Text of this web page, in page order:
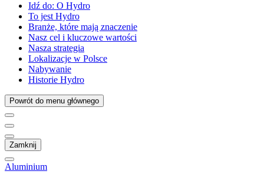
Idź do: O Hydro
To jest Hydro
Branże, które mają znaczenie
Nasz cel i kluczowe wartości
Nasza strategia
Lokalizacje w Polsce
Nabywanie
Historie Hydro
Powrót do menu głównego
Zamknij
Aluminium